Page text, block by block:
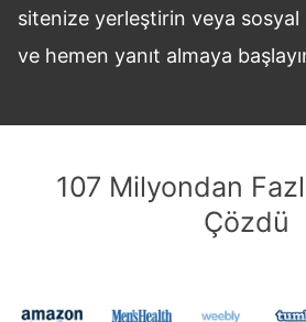
sitenize yerleştirin veya sosyal
ve hemen yanıt almaya
107 Milyondan
Çözdü